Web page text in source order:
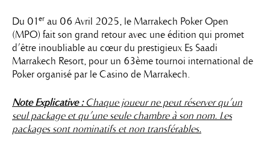
Du 01er au 06 Avril 2025, le Marrakech Poker Open
(MPO) fait son grand retour avec une édition qui promet
d’être inoubliable au cœur du prestigieux Es Saadi
Marrakech Resort, pour un 63ème tournoi international de
Poker organisé par le Casino de Marrakech.
Note Explicative :Chaque joueur ne peut réserver qu’un
seul package et qu’une seule chambre à son nom. Les
packages sont nominatifs et non transférables.